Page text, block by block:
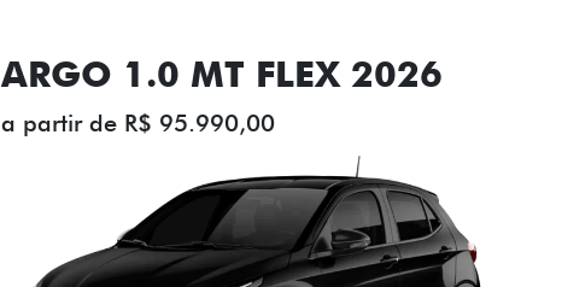
ARGO 1.0 MT FLEX 2026
a partir de R$ 95.990,00